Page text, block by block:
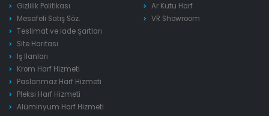
Gizlilik Politikası
Mesafeli Satış Söz.
Teslimat ve İade Şartları
Site Haritası
İş İlanları
Krom Harf Hizmeti
Paslanmaz Harf Hizmeti
Pleksi Harf Hizmeti
Alüminyum Harf Hizmeti
Ar Kutu Harf
VR Showroom